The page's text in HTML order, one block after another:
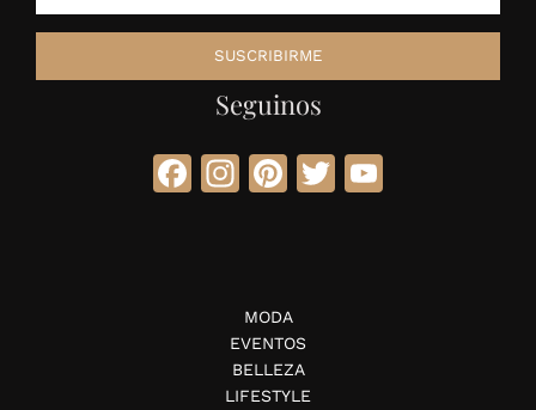
Seguinos
Facebook
Instagram
Pinterest
Twitter
MODA
EVENTOS
BELLEZA
LIFESTYLE